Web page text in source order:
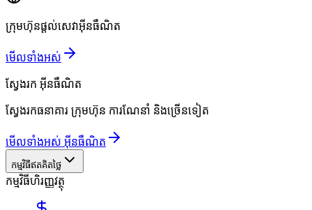
ក្រុមហ៊ុនផ្តល់សេវាអ៊ីនធឺណិត
មើលទាំងអស់
ស្វែងរក អ៊ីនធឺណិត
ស្វែងរកធនាគារ ក្រុមហ៊ុន ការណែនាំ និងច្រើនទៀត
មើលទាំងអស់ អ៊ីនធឺណិត
កម្មវិធីឥតគិតថ្លៃ
កម្មវិធីហិរញ្ញវត្ថុ